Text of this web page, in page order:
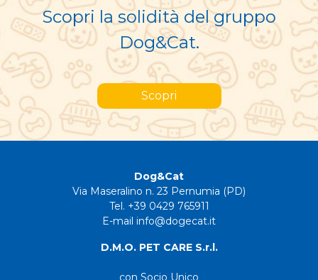
Scopri la solidità del gruppo
Dog&Cat.
Scopri
Dog&Cat
Via Maseralino n. 23 Pernumia (PD)
Tel. +39 0429 765911
E-mail info@dogecat.it
D.M.O. PET CARE S.r.l.
con Socio Unico